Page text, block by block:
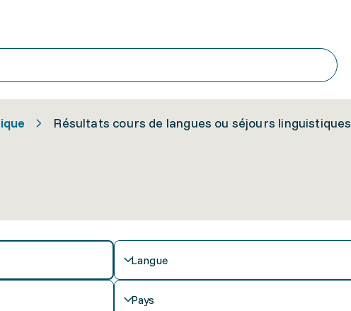
Résultats cours de langues ou séjours linguistiques
Langue
Pays